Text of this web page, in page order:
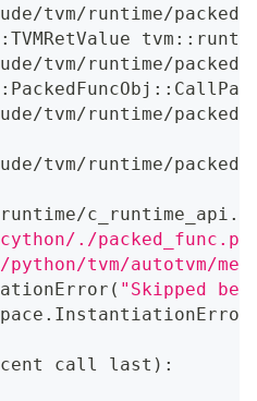
tvm/runtime/
tvm/runtime/
tvm/runtime/
tvm/runtime/
./
python/tvm/autotvm/
( "Skipped
call last ) :